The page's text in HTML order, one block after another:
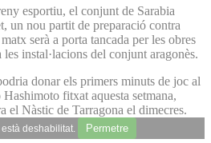
esportiu, el conjunt de Sarabia
un nou partit de preparació contra
serà a porta tancada per les obres
les instal·lacions del conjunt aragonès.
donar els primers minuts de joc al
fitxat aquesta setmana,
el Nàstic de Tarragona el dimecres.
deshabilitat. Permetre